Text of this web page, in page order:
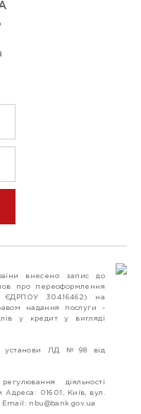
внесено запис до
про переоформлення
ЄДРПОУ 30416462) на
надання послуги -
у кредит у вигляді
установи ЛД №98 від
діяльності
Адреса: 01601, Київ, вул.
Email: nbu@bank.gov.ua